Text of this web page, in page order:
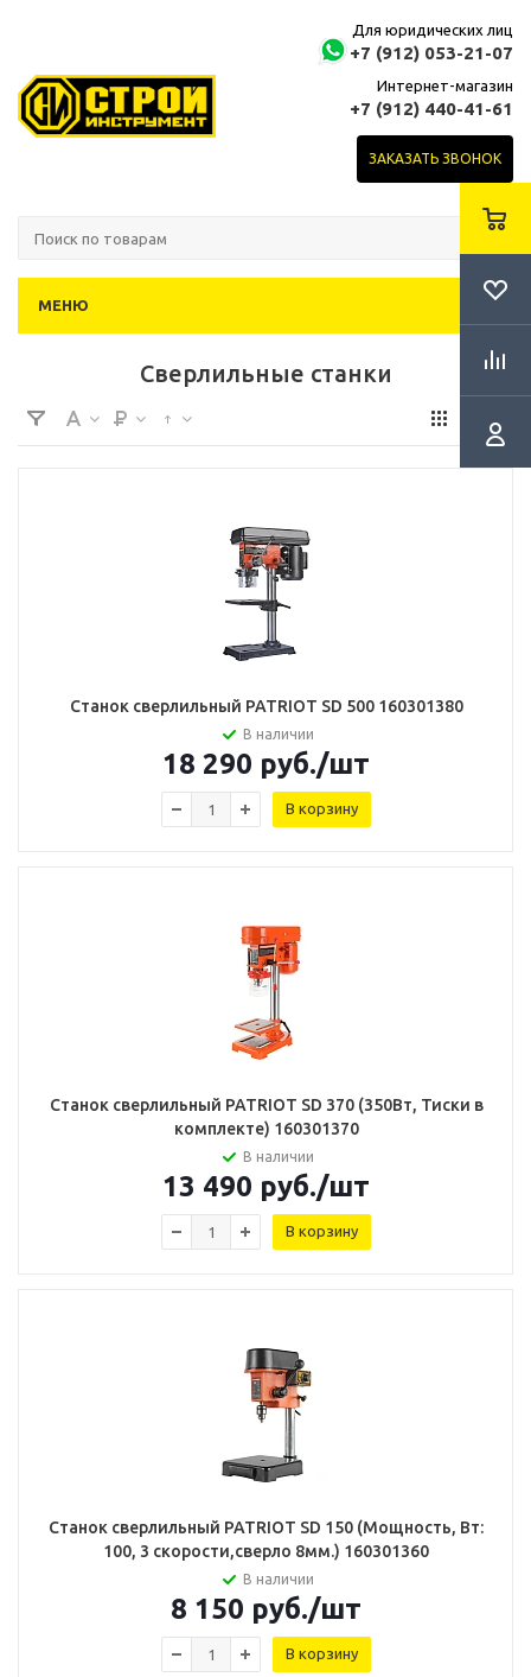
Для юридических лиц
+7 (912) 053-21-07
Интернет-магазин
+7 (912) 440-41-61
ЗАКАЗАТЬ ЗВОНОК
МЕНЮ
Сверлильные станки
Станок сверлильный PATRIOT SD 500 160301380
В наличии
18 290 руб./шт
В корзину
Станок сверлильный PATRIOT SD 370 (350Вт, Тиски в
комплекте) 160301370
В наличии
13 490 руб./шт
В корзину
Станок сверлильный PATRIOT SD 150 (Мощность, Вт:
100, 3 скорости,сверло 8мм.) 160301360
В наличии
8 150 руб./шт
В корзину